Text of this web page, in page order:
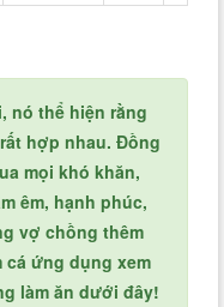
nó thể hiện rằng
hợp nhau. Đồng
mọi khó khăn,
êm, hạnh phúc,
vợ chồng thêm
cá ứng dụng xem
làm ăn dưới đây!